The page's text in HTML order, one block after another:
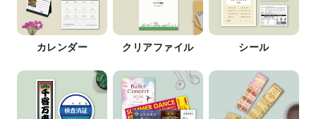
カレンダー クリアファイル シール